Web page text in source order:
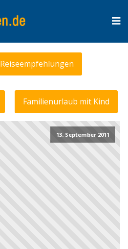
Reiseempfehlungen
Familienurlaub mit Kind
13. September 2011